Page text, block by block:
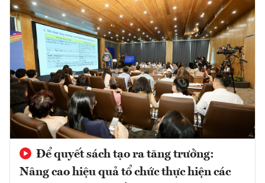
Để quyết sách tạo ra tăng trưởng:
Nâng cao hiệu quả tổ chức thực hiện các